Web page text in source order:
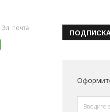
Эл. почта